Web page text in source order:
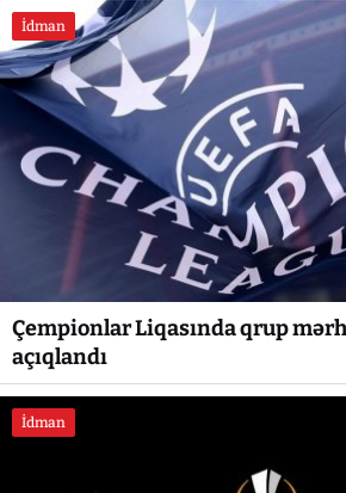
İdman
Çempionlar Liqasında qrup
açıqlandı
İdman